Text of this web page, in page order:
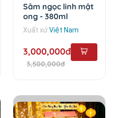
Sâm ngọc linh mật
ong - 380ml
Xuất xứViệt Nam
3,000,000đ
3,500,000đ